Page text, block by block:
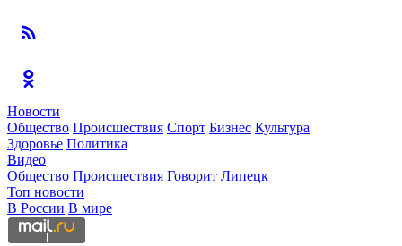
Новости
Общество Происшествия Спорт Бизнес Культура
Здоровье Политика
Видео
Общество Происшествия Говорит Липецк
Топ новости
В России В мире